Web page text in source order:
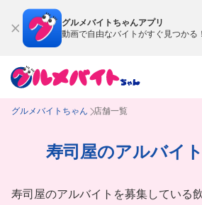
グルメバイトちゃんアプリ
動画で自由なバイトがすぐ見つかる！
グルメバイトちゃん 店舗一覧
寿司屋のアルバイ
寿司屋のアルバイトを募集している